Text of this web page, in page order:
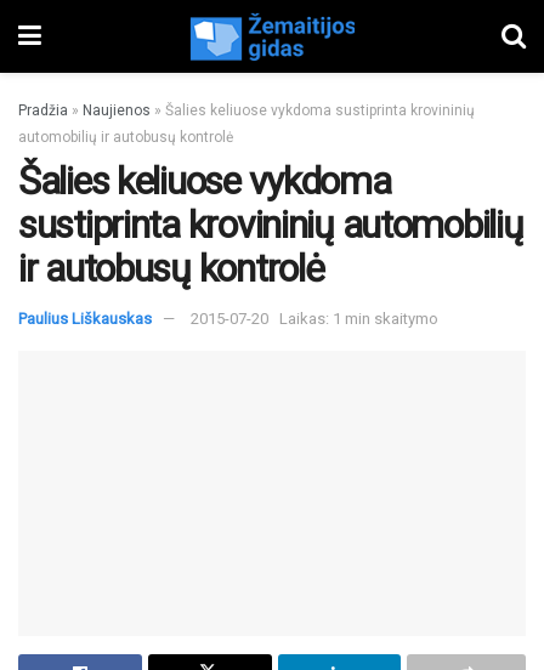
Pradžia » Naujienos » Šalies keliuose vykdoma sustiprinta krovininių
automobilių ir autobusų kontrolė
Šalies keliuose vykdoma
sustiprinta krovininių automobilių
ir autobusų kontrolė
Paulius Liškauskas 2015-07-20 Laikas: 1 min skaitymo